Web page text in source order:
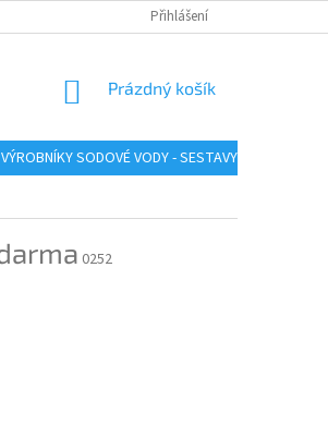
INSTRUKTÁŽNÍ VIDEA
Přihlášení
NÁKUPNÍ
Prázdný košík
VÝROBNÍKY SODOVÉ VODY - SESTAVY
0252